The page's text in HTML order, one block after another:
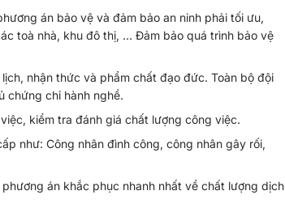
án bảo vệ và đảm bảo an ninh phải tối ưu,
toà nhà, khu đô thị, … Đảm bảo quá trình bảo vệ
nhận thức và phẩm chất đạo đức. Toàn bộ đội
chứng chỉ hành nghề.
kiểm tra đánh giá chất lượng công việc.
như: Công nhân đình công, công nhân gây rối,
án khắc phục nhanh nhất về chất lượng dịch